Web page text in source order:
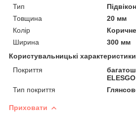
Тип
Товщина
20 мм
Колір
Ширина
300 мм
Користувальницькі характеристики
Покриття
Тип покриття
Приховати